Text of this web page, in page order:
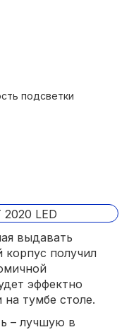
антенну;
подсветки
выдавать
корпус получил
эффектно
на тумбе столе.
– лучшую в